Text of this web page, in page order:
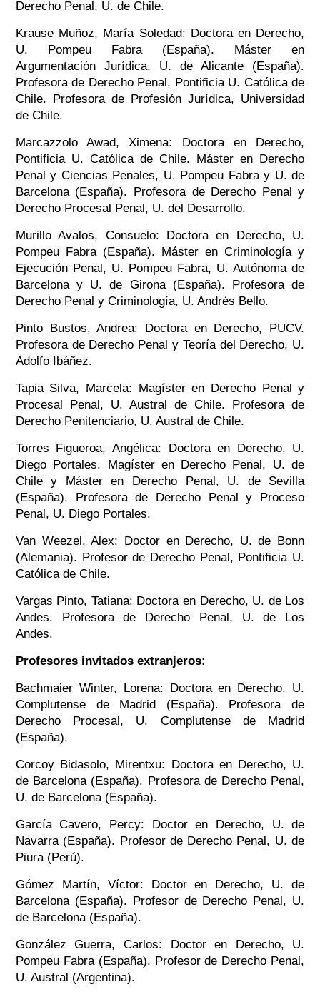
Derecho Penal, U. de Chile.
Krause Muñoz, María Soledad: Doctora en Derecho,
U. Pompeu Fabra (España). Máster en
Argumentación Jurídica, U. de Alicante (España).
Profesora de Derecho Penal, Pontificia U. Católica de
Chile. Profesora de Profesión Jurídica, Universidad
de Chile.
Marcazzolo Awad, Ximena: Doctora en Derecho,
Pontificia U. Católica de Chile. Máster en Derecho
Penal y Ciencias Penales, U. Pompeu Fabra y U. de
Barcelona (España). Profesora de Derecho Penal y
Derecho Procesal Penal, U. del Desarrollo.
Murillo Avalos, Consuelo: Doctora en Derecho, U.
Pompeu Fabra (España). Máster en Criminología y
Ejecución Penal, U. Pompeu Fabra, U. Autónoma de
Barcelona y U. de Girona (España). Profesora de
Derecho Penal y Criminología, U. Andrés Bello.
Pinto Bustos, Andrea: Doctora en Derecho, PUCV.
Profesora de Derecho Penal y Teoría del Derecho, U.
Adolfo Ibáñez.
Tapia Silva, Marcela: Magíster en Derecho Penal y
Procesal Penal, U. Austral de Chile. Profesora de
Derecho Penitenciario, U. Austral de Chile.
Torres Figueroa, Angélica: Doctora en Derecho, U.
Diego Portales. Magíster en Derecho Penal, U. de
Chile y Máster en Derecho Penal, U. de Sevilla
(España). Profesora de Derecho Penal y Proceso
Penal, U. Diego Portales.
Van Weezel, Alex: Doctor en Derecho, U. de Bonn
(Alemania). Profesor de Derecho Penal, Pontificia U.
Católica de Chile.
Vargas Pinto, Tatiana: Doctora en Derecho, U. de Los
Andes. Profesora de Derecho Penal, U. de Los
Andes.
Profesores invitados extranjeros:
Bachmaier Winter, Lorena: Doctora en Derecho, U.
Complutense de Madrid (España). Profesora de
Derecho Procesal, U. Complutense de Madrid
(España).
Corcoy Bidasolo, Mirentxu: Doctora en Derecho, U.
de Barcelona (España). Profesora de Derecho Penal,
U. de Barcelona (España).
García Cavero, Percy: Doctor en Derecho, U. de
Navarra (España). Profesor de Derecho Penal, U. de
Piura (Perú).
Gómez Martín, Víctor: Doctor en Derecho, U. de
Barcelona (España). Profesor de Derecho Penal, U.
de Barcelona (España).
González Guerra, Carlos: Doctor en Derecho, U.
Pompeu Fabra (España). Profesor de Derecho Penal,
U. Austral (Argentina).